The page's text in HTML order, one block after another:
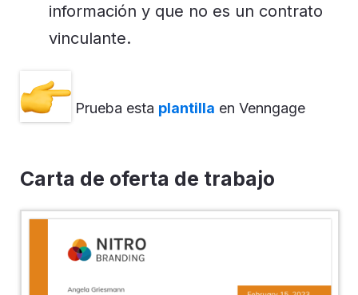
información y que no es un contrato
vinculante.
Prueba esta plantilla en Venngage
Carta de oferta de trabajo